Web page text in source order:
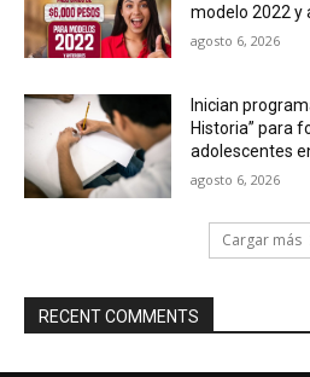
modelo 2022 y
agosto 6, 2026
Inician
Historia” para
adolescentes
agosto 6, 2026
Cargar más
RECENT COMMENTS